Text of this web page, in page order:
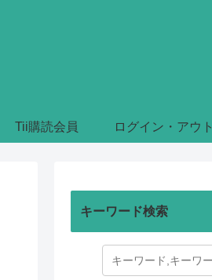
Tii購読会員 ログイン・アウト
キーワード検索